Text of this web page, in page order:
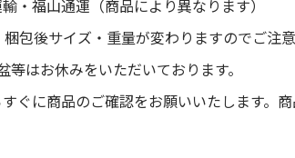
・福山通運（商品により異なります）
包後サイズ・重量が変わりますのでご注意
はお休みをいただいております。
ぐに商品のご確認をお願いいたします。